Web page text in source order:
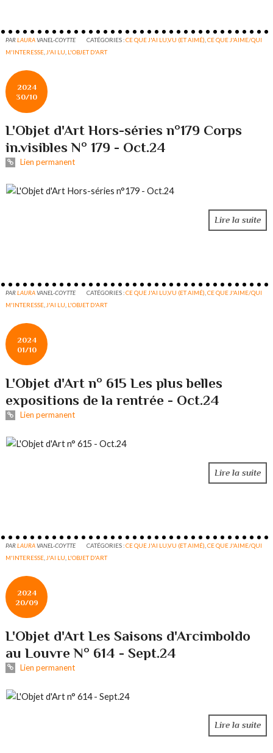
PARLAURAVANEL-COYTTE CATÉGORIES :CE QUE J'AI LU,VU (ET AIMÉ) ,CE QUE J'AIME/QUI
M'INTERESSE J'AI LU L'OBJET D'ART
2024
30/10
L'Objet d'Art Hors-séries n°179 Corps
in.visibles N° 179 - Oct.24
Lien permanent
Lire la suite
PARLAURAVANEL-COYTTE CATÉGORIES :CE QUE J'AI LU,VU (ET AIMÉ) ,CE QUE J'AIME/QUI
M'INTERESSE J'AI LU L'OBJET D'ART
2024
01/10
L'Objet d'Art n° 615 Les plus belles
expositions de la rentrée - Oct.24
Lien permanent
Lire la suite
PARLAURAVANEL-COYTTE CATÉGORIES :CE QUE J'AI LU,VU (ET AIMÉ) ,CE QUE J'AIME/QUI
M'INTERESSE J'AI LU L'OBJET D'ART
2024
20/09
L'Objet d'Art Les Saisons d'Arcimboldo
au Louvre N° 614 - Sept.24
Lien permanent
Lire la suite